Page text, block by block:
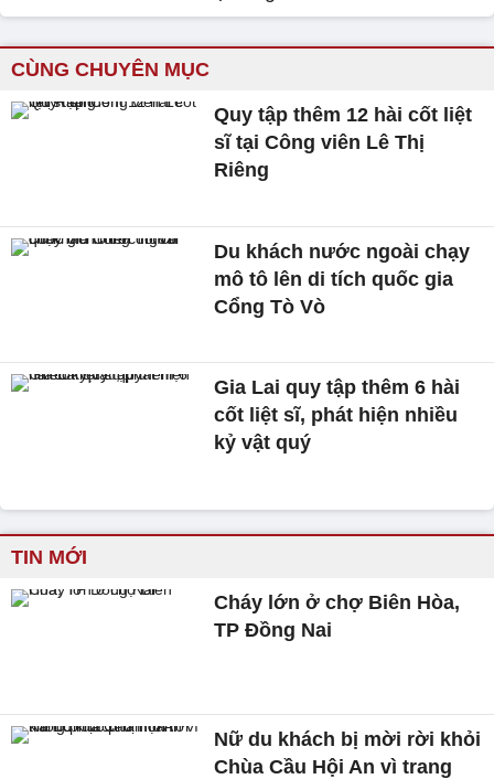
CÙNG CHUYÊN MỤC
Quy tập thêm 12 hài cốt liệt
sĩ tại Công viên Lê Thị
Riêng
Du khách nước ngoài chạy
mô tô lên di tích quốc gia
Cổng Tò Vò
Gia Lai quy tập thêm 6 hài
cốt liệt sĩ, phát hiện nhiều
kỷ vật quý
TIN MỚI
Cháy lớn ở chợ Biên Hòa,
TP Đồng Nai
Nữ du khách bị mời rời khỏi
Chùa Cầu Hội An vì trang